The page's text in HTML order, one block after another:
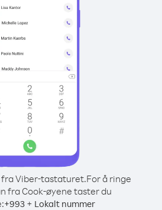
Viber-tastaturet.For å ringe
fra Cook-øyene taster du
+993+ Lokalt nummer